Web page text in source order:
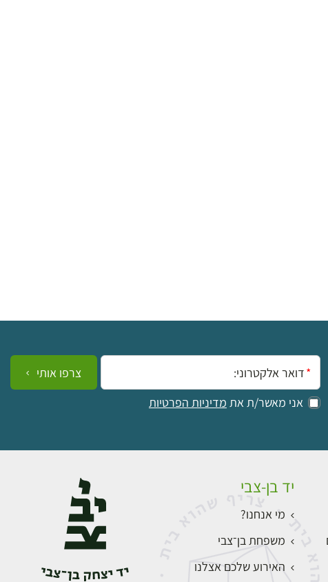
אימייל:
אני מאשר/ת את מדיניות הפרטיות
צרפו אותי
יד בן-צבי
מי אנחנו?
משפחת בן־צבי
האירוע שלכם אצלנו